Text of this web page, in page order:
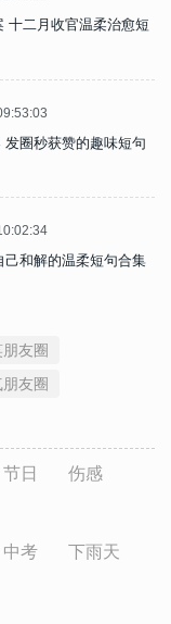
十二月收官温柔治愈短
圈秒获赞的趣味短句
和解的温柔短句合集
友圈
友圈
节日 伤感
中考 下雨天